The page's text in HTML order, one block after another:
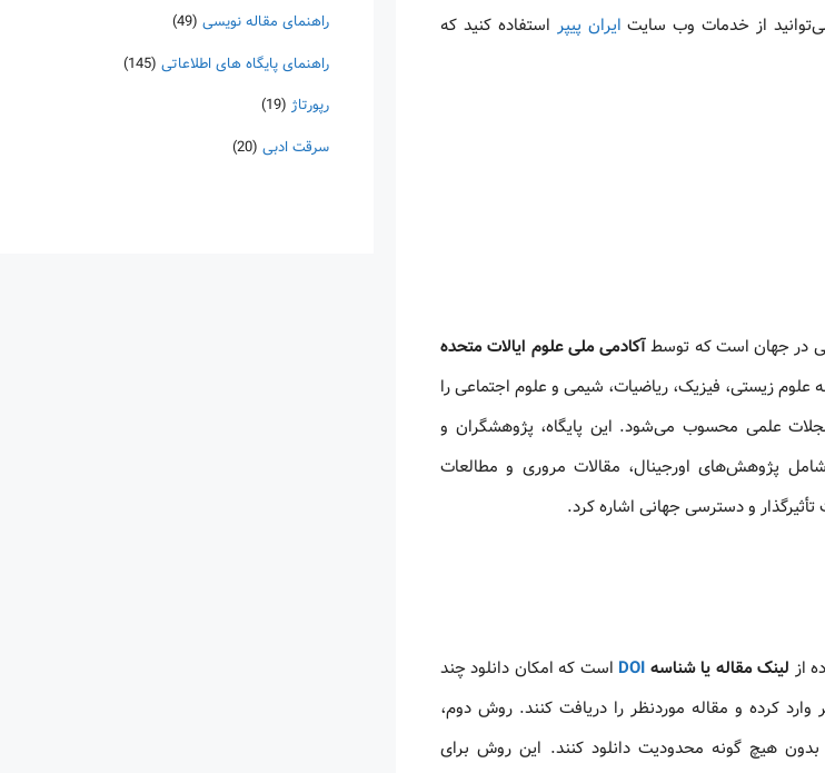
از خدمات وب‌ سایتایران پیپر استفاده کنید که
آکادمی ملی علوم ایالات متحده
علوم زیستی، فیزیک، ریاضیات، شیمی و علوم اجتماعی را
مجلات علمی محسوب می‌شود. این پایگاه، پژوهشگران و
پژوهش‌های اورجینال، مقالات مروری و مطالعات
و دسترسی جهانی اشاره کرد.
از لینک مقاله یا شناسه DOI است که امکان دانلود چند
کرده و مقاله موردنظر را دریافت کنند. روش دوم،
هیچ‌ گونه محدودیت دانلود کنند. این روش برای
راهنمای مقاله نویسی (49)
راهنمای پایگاه های اطلاعاتی (145)
رپورتاژ (19)
سرقت ادبی (20)